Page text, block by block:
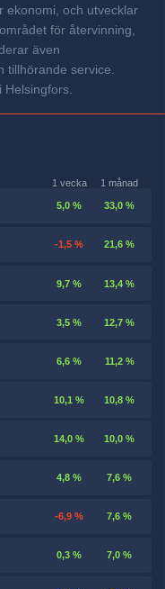
ekonomi, och utvecklar
för återvinning,
även
tillhörande service.
Helsingfors.
1 vecka 1 månad
5,0 % 33,0 %
-1,5 % 21,6 %
9,7 % 13,4 %
3,5 % 12,7 %
6,6 % 11,2 %
10,1 % 10,8 %
14,0 % 10,0 %
4,8 % 7,6 %
-6,9 % 7,6 %
0,3 % 7,0 %